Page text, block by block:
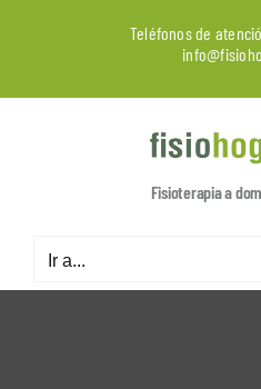
Teléfonos de
Fisioterapia a
Ir a...